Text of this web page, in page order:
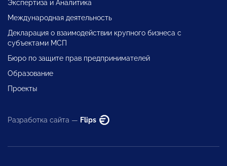
Экспертиза и Аналитика
Международная деятельность
Декларация о взаимодействии крупного бизнеса с
субъектами МСП
Бюро по защите прав предпринимателей
Образование
Проекты
Разработка сайта — Flips